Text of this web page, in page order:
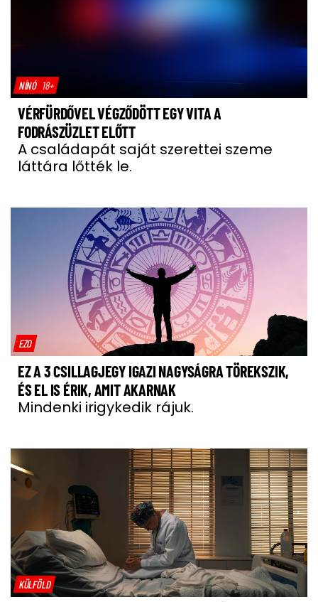
NÍNÓ 18+
VÉRFÜRDŐVEL VÉGZŐDÖTT EGY VITA A
FODRÁSZÜZLET ELŐTT
A családapát saját szerettei szeme
láttára lőtték le.
EZO
EZ A 3 CSILLAGJEGY IGAZI NAGYSÁGRA TÖREKSZIK,
ÉS EL IS ÉRIK, AMIT AKARNAK
Mindenki irigykedik rájuk.
KÜLFÖLD